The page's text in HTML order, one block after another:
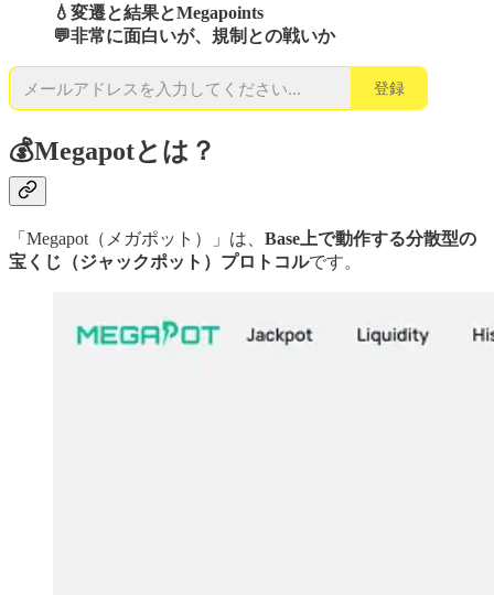
💧変遷と結果とMegapoints
💬非常に面白いが、規制との戦いか
登録
💰Megapotとは？
「Megapot（メガポット）」は、 Base上で動作する分散型の
宝くじ（ジャックポット）プロトコルです。